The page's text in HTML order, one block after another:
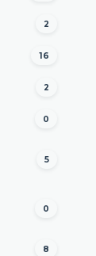
2
16
2
0
5
0
8